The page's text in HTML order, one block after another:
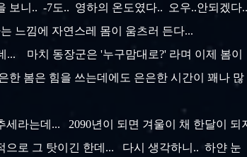
보니.. -7도.. 영하의 온도였다.. 오우..안되겠다..
느낌에 자연스레 몸이 움츠러 든다...
... 마치 동장군은 '누구맘대로?' 라며 이제 봄이
봄은 힘을 쓰는데에도 은은한 시간이 꽤나 많
라는데... 2090년이 되면 겨울이 채 한달이 되
으로 그 탓이긴 한데... 다시 생각하니.. 하얀 눈